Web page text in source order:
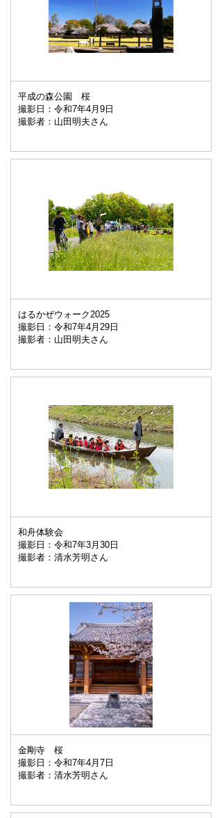
平成の森公園 桜
撮影日：令和7年4月9日
撮影者：山田明夫さん
はるかぜウォーク2025
撮影日：令和7年4月29日
撮影者：山田明夫さん
和舟体験会
撮影日：令和7年3月30日
撮影者：清水芳明さん
金剛寺 桜
撮影日：令和7年4月7日
撮影者：清水芳明さん